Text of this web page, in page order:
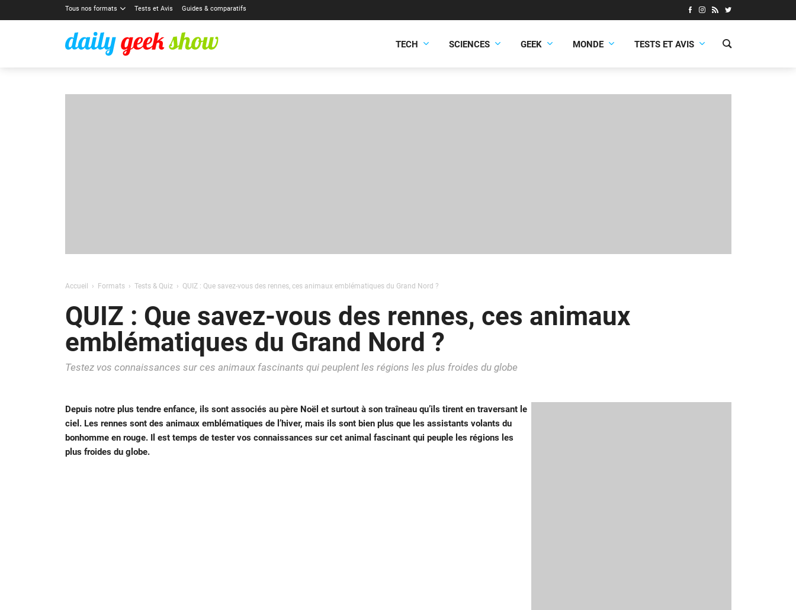
Tous nos formats Tests et Avis Guides & comparatifs
TECH SCIENCES GEEK MONDE TESTS ET AVIS
Accueil Formats Tests & Quiz QUIZ : Que savez-vous des rennes, ces animaux emblématiques du Grand Nord ?
QUIZ : Que savez-vous des rennes, ces animaux
emblématiques du Grand Nord ?
Testez vos connaissances sur ces animaux fascinants qui peuplent les régions les plus froides du globe
Depuis notre plus tendre enfance, ils sont associés au père Noël et surtout à son traîneau qu’ils tirent en traversant le
ciel. Les rennes sont des animaux emblématiques de l’hiver, mais ils sont bien plus que les assistants volants du
bonhomme en rouge. Il est temps de tester vos connaissances sur cet animal fascinant qui peuple les régions les
plus froides du globe.